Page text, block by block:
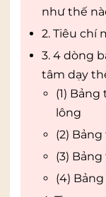
như thế
2. Tiêu chí
3. 4 dòng
tâm dạy
(1)
lông
(2)
(3)
(4)